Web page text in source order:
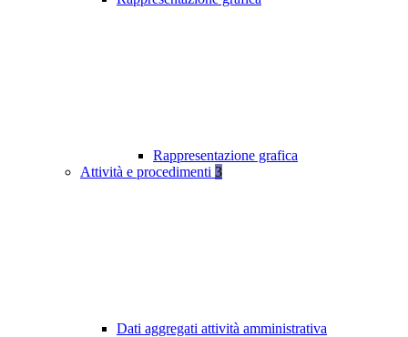
Rappresentazione grafica
Attività e procedimenti 3
Dati aggregati attività amministrativa